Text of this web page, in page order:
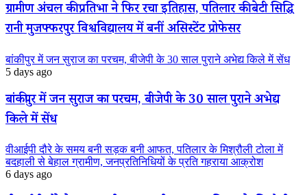
ग्रामीण अंचल की प्रतिभा ने फिर रचा इतिहास, पतिलार की बेटी सिद्धि
रानी मुजफ्फरपुर विश्वविद्यालय में बनीं असिस्टेंट प्रोफेसर
बांकीपुर में जन सुराज का परचम, बीजेपी के 30 साल पुराने अभेद्य किले में सेंध
5 days ago
बांकीपुर में जन सुराज का परचम, बीजेपी के 30 साल पुराने अभेद्य
किले में सेंध
वीआईपी दौरे के समय बनी सड़क बनी आफत, पतिलार के मिश्रौली टोला में
बदहाली से बेहाल ग्रामीण, जनप्रतिनिधियों के प्रति गहराया आक्रोश
6 days ago